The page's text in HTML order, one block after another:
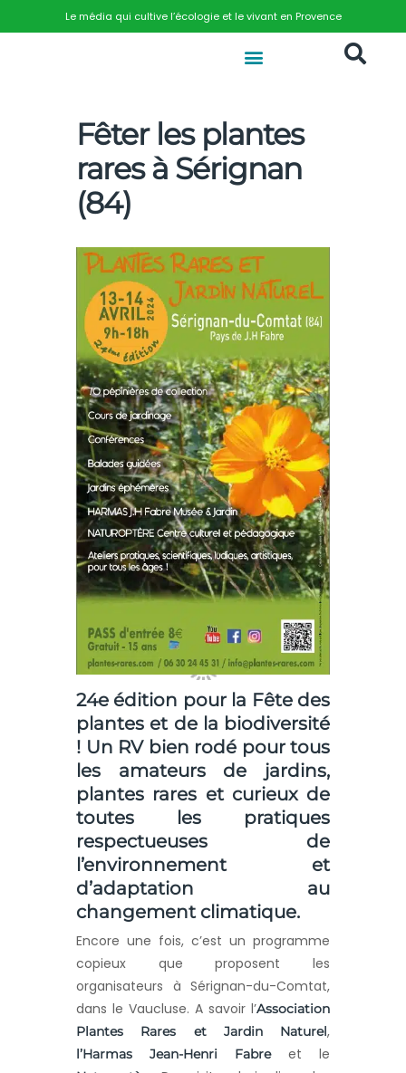
Le média qui cultive l’écologie et le vivant en Provence
Fêter les plantes
rares à Sérignan
(84)
24e édition pour la Fête des
plantes et de la biodiversité
! Un RV bien rodé pour tous
les amateurs de jardins,
plantes rares et curieux de
toutes les pratiques
respectueuses de
l’environnement et
d’adaptation au
changement climatique.
Encore une fois, c’est un programme
copieux que proposent les
organisateurs à Sérignan-du-Comtat,
dans le Vaucluse. A savoir l’Association
Plantes Rares et Jardin Naturel,
l’Harmas Jean-Henri Fabreet le